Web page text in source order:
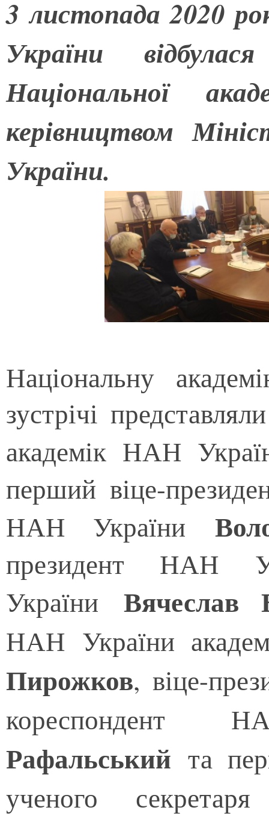
3 листопада 2020
України
Національної
керівництвом
України.
Національну
зустрічі
академік НАН
перший віце-
НАН України
президент НАН
України Вячеслав
НАН України
Пирожков, віце-
Рафальський та
ученого